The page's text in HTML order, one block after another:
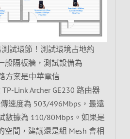
試環節！測試環境占地約
般隔板牆，測試設備為
方案是中華電信
Link Archer GE230 路由器
速度為 503/496Mbps，最遠
數據為 110/80Mbps。如果是
空間，建議還是組 Mesh 會相